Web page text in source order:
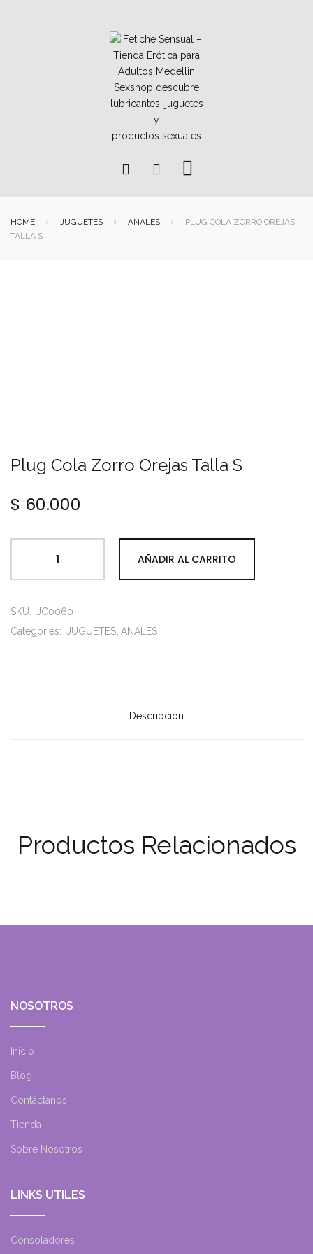
HOME JUGUETES ANALES
PLUG COLA ZORRO OREJAS
TALLA S
Plug Cola Zorro Orejas Talla S
$ 60.000
AÑADIR AL CARRITO
SKU: JC0060
Categories: JUGUETES ANALES
Descripción
Productos Relacionados
NOSOTROS
Inicio
Blog
Contáctanos
Tienda
Sobre Nosotros
LINKS UTILES
Consoladores